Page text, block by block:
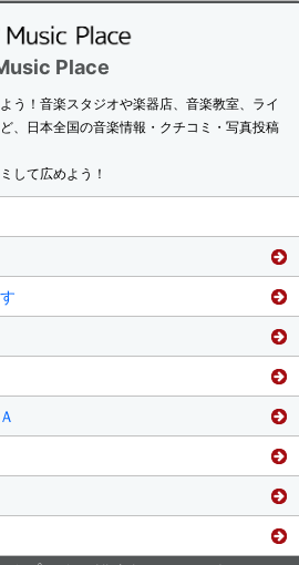
Place
う！音楽スタジオや楽器店、音楽教室、ライ
、日本全国の音楽情報・クチコミ・写真投稿
して広めよう！